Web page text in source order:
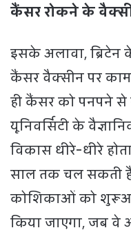
कैंसर रोकने के
इसके अलावा, ब्रिटेन
कैंसर वैक्सीन पर
ही कैंसर को पनपने
यूनिवर्सिटी के
विकास धीरे-धीरे
साल तक चल सकती
कोशिकाओं को
किया जाएगा, जब वे